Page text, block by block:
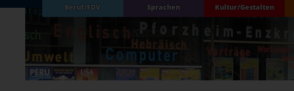
Beruf/EDV Sprachen Kultur/Gestalten